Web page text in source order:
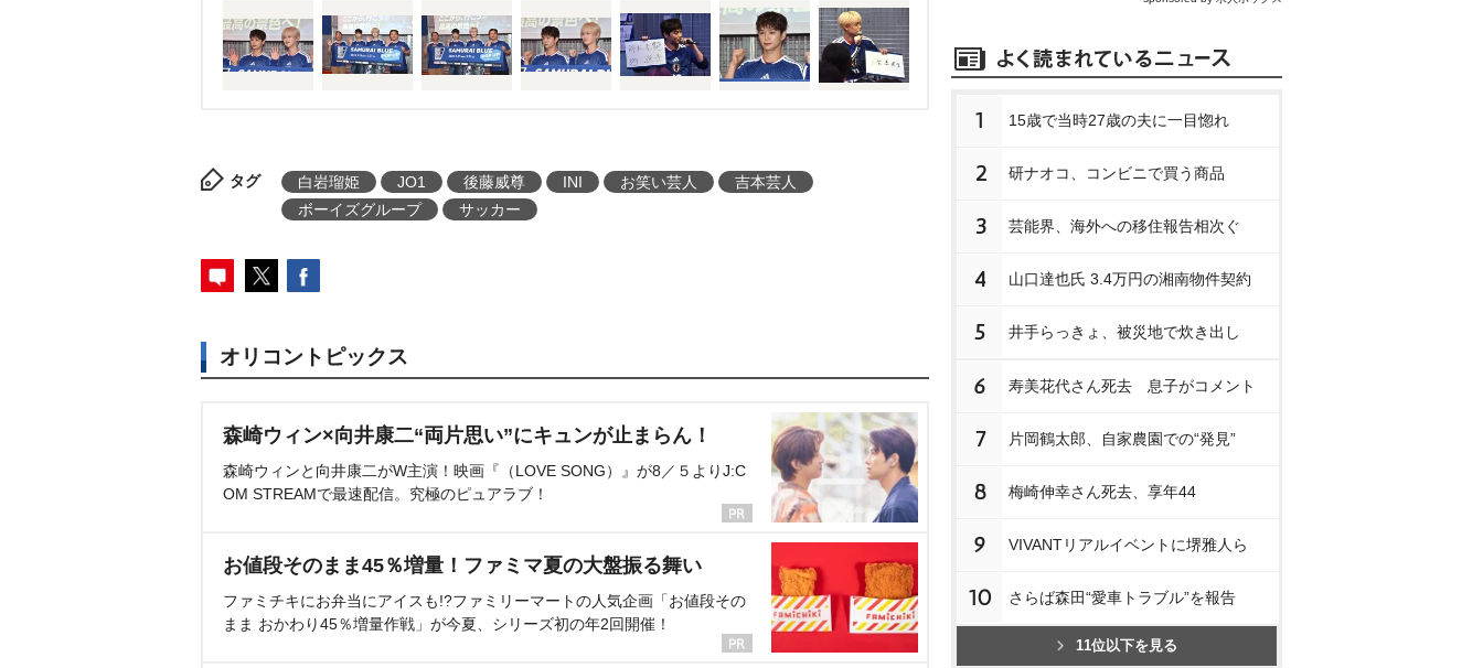
共同開催される『FIFAワールドカップ2026』。日本代表
は、6月15日にオランダ戦(アメリカ・ダラス)、21日にチ
決まっている。今大会のスローガンは「最高の景色を 202
6」となっている。
タグ 白岩瑠姫 JO1 後藤威尊 INI お笑い芸人
吉本芸人
ボーイズグループ
サッカー
オリコントピックス
森崎ウィン×向井康二“両片思い”にキュンが止まらん！
森崎ウィンと向井康二がW主演！映画『（LOVE SONG）』が8／５よりJ:C
OM STREAMで最速配信。究極のピュアラブ！
お値段そのまま45％増量！ファミマ夏の大盤振る舞い
ファミチキにお弁当にアイスも!?ファミリーマートの人気企画「お値段その
まま おかわり45％増量作戦」が今夏、シリーズ初の年2回開催！
1 15歳で当時27歳の夫に一目惚れ
2 研ナオコ、コンビニで買う商品
3 芸能界、海外への移住報告相次ぐ
4 山口達也氏 3.4万円の湘南物件契約
5 井手らっきょ、被災地で炊き出し
6 寿美花代さん死去 息子がコメント
7 片岡鶴太郎、自家農園での“発見”
8 梅崎伸幸さん死去、享年44
9 VIVANTリアルイベントに堺雅人ら
10 さらば森田“愛車トラブル”を報告
11位以下を見る